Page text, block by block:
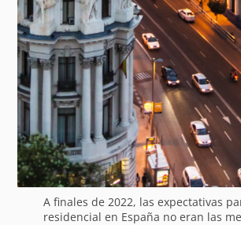
A finales de 2022, las expectativas
residencial en España no eran las